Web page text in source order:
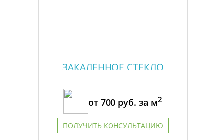
ЗАКАЛЕННОЕ СТЕКЛО
от 700 руб. за м2
ПОЛУЧИТЬ КОНСУЛЬТАЦИЮ